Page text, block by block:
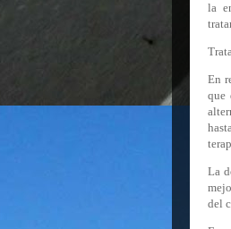
la
En
que
La
del